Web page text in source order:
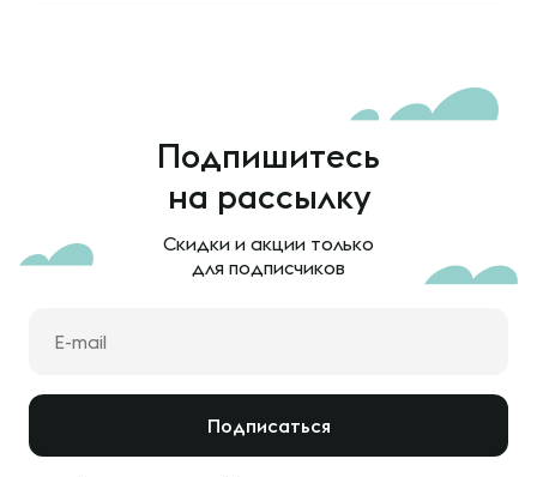
Подпишитесь
на рассылку
Скидки и акции только
для подписчиков
Подписаться